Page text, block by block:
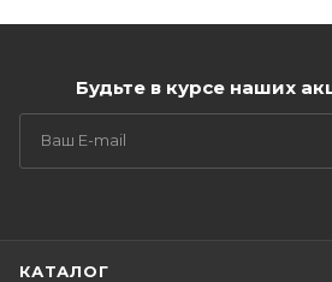
Будьте в курсе наших
КАТАЛОГ